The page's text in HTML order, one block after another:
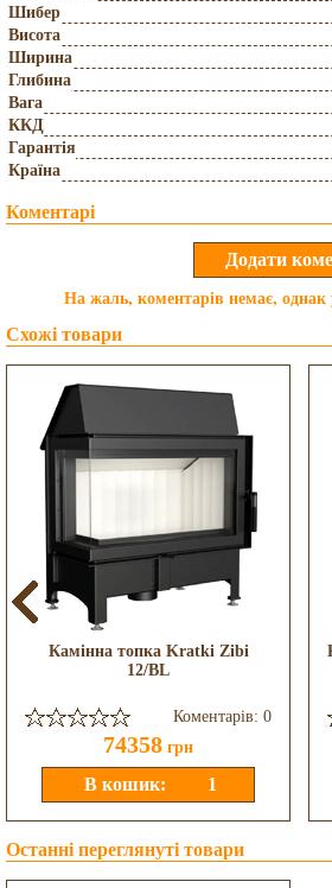
Шибер
Висота
Ширина
Глибина
Вага
ККД
Гарантія
Країна
Коментарі
На жаль, коментарів немає,
Схожі товари
Камінна топка Kratki Zibi
12/BL
Коментарів: 0
74358 грн
Останні переглянуті товари